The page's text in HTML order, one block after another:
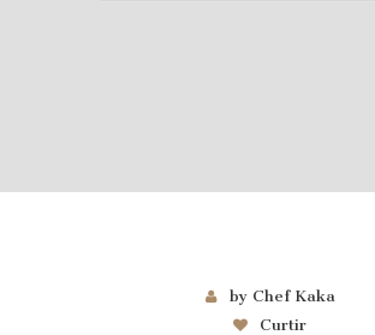
by Chef Kaka
Curtir